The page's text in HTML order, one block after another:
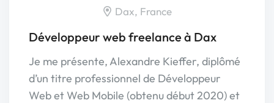
Dax, France
Développeur web freelance à Dax
Je me présente, Alexandre Kieffer, diplômé
d’un titre professionnel de Développeur
Web et Web Mobile (obtenu début 2020) et